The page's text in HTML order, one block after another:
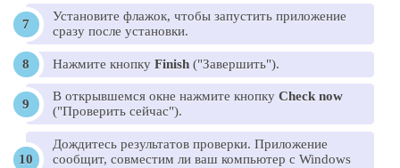
Установите флажок, чтобы запустить приложение
сразу после установки.
Нажмите кнопку Finish ("Завершить").
В открывшемся окне нажмите кнопку Check now
("Проверить сейчас").
Дождитесь результатов проверки. Приложение
сообщит, совместим ли ваш компьютер с Windows